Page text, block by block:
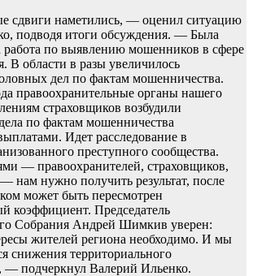
сдвиги наметились, — оценил ситуацию
подводя итоги обсуждения. — Была
работа по выявлению мошенников в сфере
В области в разы увеличилось
дел по фактам мошенничества.
правоохранительные органы нашего
страховщиков возбудили
по фактам мошенничества
Идет расследование в
преступного сообщества.
— правоохранителей, страховщиков,
нам нужно получить результат, после
может быть пересмотрен
коэффициент. Председатель
Собрания Андрей Шимкив уверен:
жителей региона необходимо. И мы
снижения территориального
— подчеркнул Валерий Ильенко.